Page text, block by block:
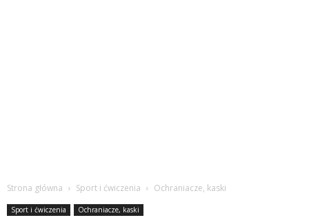
Strona główna Sport i ćwiczenia Ochraniacze, kaski
Sport i ćwiczenia Ochraniacze, kaski